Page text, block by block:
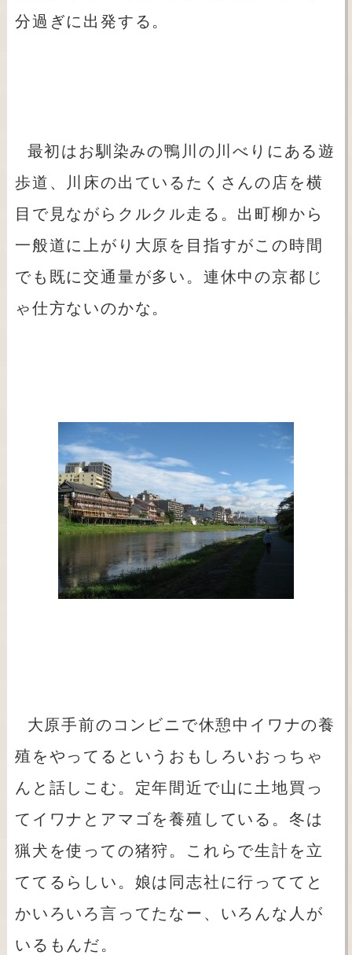
分過ぎに出発する。
最初はお馴染みの鴨川の川べりにある遊
歩道、川床の出ているたくさんの店を横
目で見ながらクルクル走る。出町柳から
一般道に上がり大原を目指すがこの時間
でも既に交通量が多い。連休中の京都じ
ゃ仕方ないのかな。
大原手前のコンビニで休憩中イワナの養
殖をやってるというおもしろいおっちゃ
んと話しこむ。定年間近で山に土地買っ
てイワナとアマゴを養殖している。冬は
猟犬を使っての猪狩。これらで生計を立
ててるらしい。娘は同志社に行っててと
かいろいろ言ってたなー、いろんな人が
いるもんだ。